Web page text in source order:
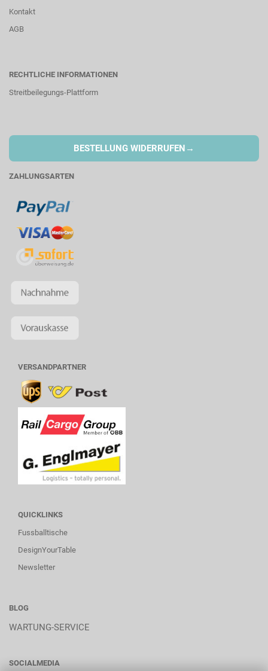
Kontakt
AGB
RECHTLICHE INFORMATIONEN
Streitbeilegungs-Plattform
BESTELLUNG WIDERRUFEN →
ZAHLUNGSARTEN
VERSANDPARTNER
QUICKLINKS
Fussballtische
DesignYourTable
Newsletter
BLOG
WARTUNG-SERVICE
SOCIALMEDIA